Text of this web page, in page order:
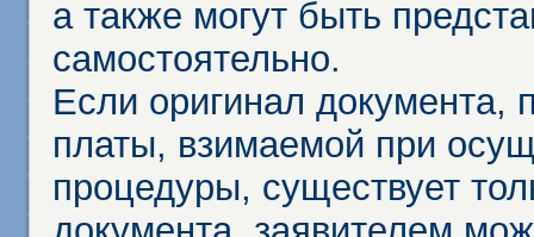
а также могут быть
самостоятельно.
Если оригинал документа,
платы, взимаемой при
процедуры, существует